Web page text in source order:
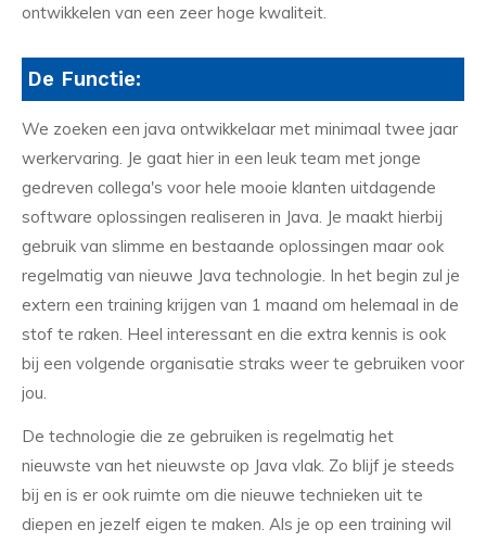
ontwikkelen van een zeer hoge kwaliteit.
De Functie:
We zoeken een java ontwikkelaar met minimaal twee jaar
werkervaring. Je gaat hier in een leuk team met jonge
gedreven collega's voor hele mooie klanten uitdagende
software oplossingen realiseren in Java. Je maakt hierbij
gebruik van slimme en bestaande oplossingen maar ook
regelmatig van nieuwe Java technologie. In het begin zul je
extern een training krijgen van 1 maand om helemaal in de
stof te raken. Heel interessant en die extra kennis is ook
bij een volgende organisatie straks weer te gebruiken voor
jou.
De technologie die ze gebruiken is regelmatig het
nieuwste van het nieuwste op Java vlak. Zo blijf je steeds
bij en is er ook ruimte om die nieuwe technieken uit te
diepen en jezelf eigen te maken. Als je op een training wil